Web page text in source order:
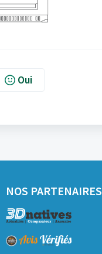
Oui
NOS PARTENAIRES